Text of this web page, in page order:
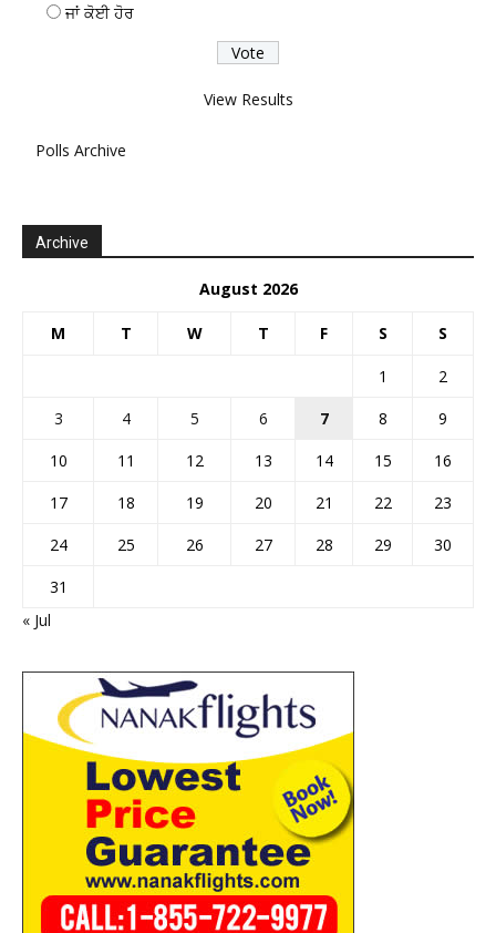
ਜਾਂ ਕੋਈ ਹੋਰ
View Results
Polls Archive
Archive
August 2026
M T W T F S S
1
2
3
4 5 6 7 8
9
10
11 12 13 14 15
16
17
18 19 20 21 22
23
24
25 26 27 28 29
30
31
« Jul